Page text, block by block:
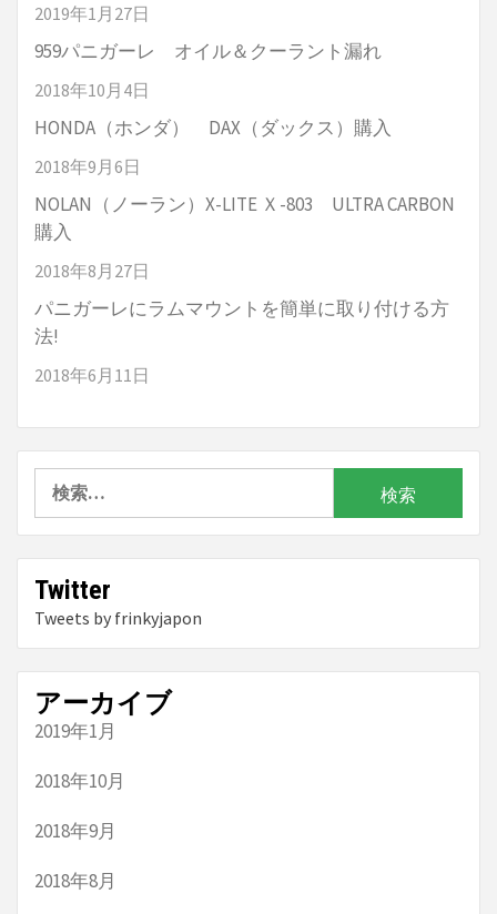
2019年1月27日
959パニガーレ オイル＆クーラント漏れ
2018年10月4日
HONDA（ホンダ） DAX（ダックス）購入
2018年9月6日
NOLAN（ノーラン）X-LITE Ｘ-803 ULTRA CARBON
購入
2018年8月27日
パニガーレにラムマウントを簡単に取り付ける方
法!
2018年6月11日
索:
Twitter
Tweets by frinkyjapon
アーカイブ
2019年1月
2018年10月
2018年9月
2018年8月